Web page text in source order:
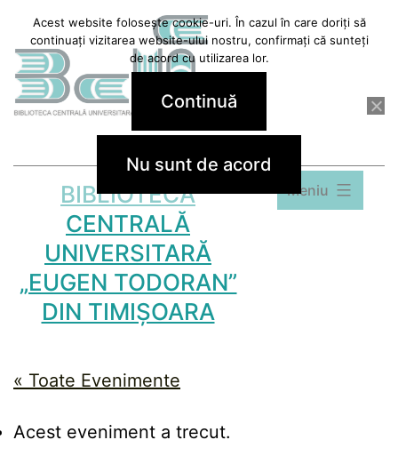
conținut
BIBLIOTECA
CENTRALĂ
UNIVERSITARĂ
„EUGEN TODORAN”
DIN TIMIȘOARA
Meniu
« Toate Evenimente
Acest eveniment a trecut.
Acest website folosește cookie-uri. În cazul în care doriți să
continuați vizitarea website-ului nostru, confirmați că sunteți
de acord cu utilizarea lor.
Continuă
Nu sunt de acord